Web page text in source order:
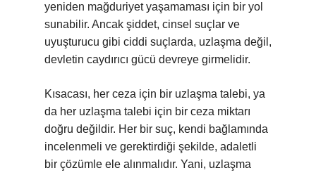
yeniden mağduriyet yaşamaması için bir yol
sunabilir. Ancak şiddet, cinsel suçlar ve
uyuşturucu gibi ciddi suçlarda, uzlaşma değil,
devletin caydırıcı gücü devreye girmelidir.
Kısacası, her ceza için bir uzlaşma talebi, ya
da her uzlaşma talebi için bir ceza miktarı
doğru değildir. Her bir suç, kendi bağlamında
incelenmeli ve gerektirdiği şekilde, adaletli
bir çözümle ele alınmalıdır. Yani, uzlaşma